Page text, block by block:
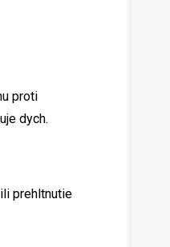
proti
dych.
prehltnutie